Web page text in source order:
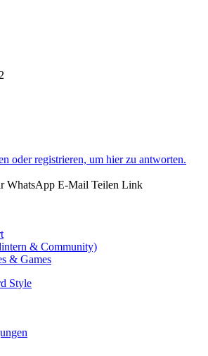
oder registrieren, um hier zu antworten.
WhatsApp E-Mail Teilen Link
& Community)
& Games
Style